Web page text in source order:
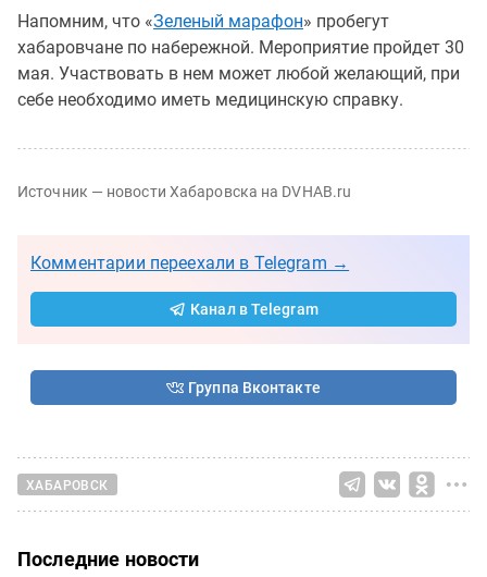
Напомним, что «Зеленый марафон» пробегут
хабаровчане по набережной. Мероприятие пройдет 30
мая. Участвовать в нем может любой желающий, при
себе необходимо иметь медицинскую справку.
Источник — новости Хабаровска на DVHAB.ru
Комментарии переехали в Telegram →
Канал в Telegram
Группа Вконтакте
ХАБАРОВСК
Последние новости